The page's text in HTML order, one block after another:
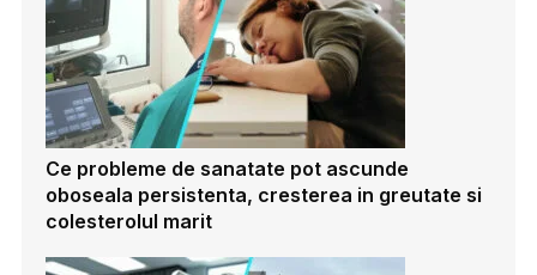
Ce probleme de sanatate pot ascunde
oboseala persistenta, cresterea in greutate si
colesterolul marit